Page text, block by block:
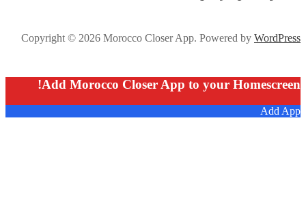
Copyright © 2026 Morocco Closer App. Powered by WordPress
Add Morocco Closer App to your Homescreen!
Add App